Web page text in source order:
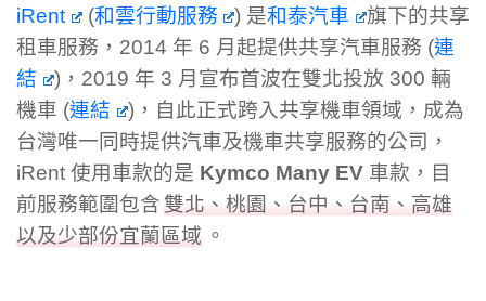
iRent (和雲行動服務 ) 是和泰汽車
旗下的共享
租車服務，2014 年 6 月起提供共享汽車服務 (連
結
)，2019 年 3 月宣布首波在雙北投放 300 輛
機車 (連結
)，自此正式跨入共享機車領域，成為
台灣唯一同時提供汽車及機車共享服務的公司，
iRent 使用車款的是 Kymco Many EV 車款，目
前服務範圍包含雙北、桃園、台中、台南、高雄
以及少部份宜蘭區域 。